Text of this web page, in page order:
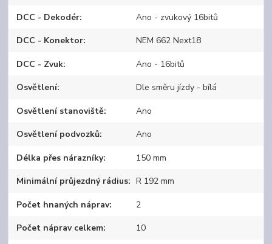
DCC - Dekodér Ano - zvukový 16bitů
DCC - Konektor NEM 662 Next18
DCC - Zvuk Ano - 16bitů
Osvětlení Dle směru jízdy - bílá
Osvětlení stanoviště Ano
Osvětlení podvozků Ano
Délka přes nárazníky 150 mm
Minimální průjezdný rádius R 192 mm
Počet hnaných náprav 2
Počet náprav celkem 10